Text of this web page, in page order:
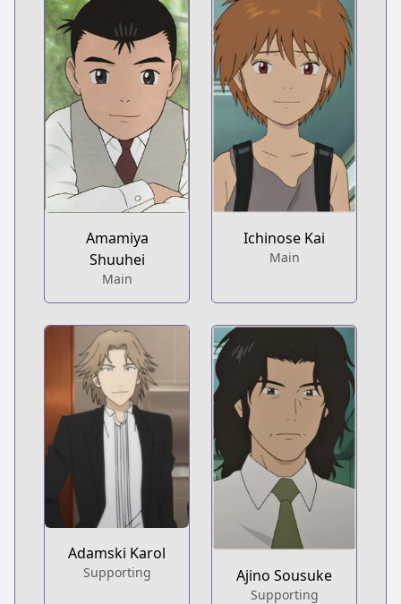
Amamiya
Shuuhei
Main
Ichinose Kai
Main
Adamski Karol
Supporting Ajino Sousuke
Supporting